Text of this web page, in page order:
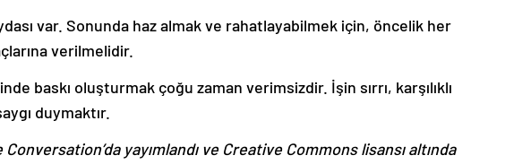
var. Sonunda haz almak ve rahatlayabilmek için, öncelik her
verilmelidir.
baskı oluşturmak çoğu zaman verimsizdir. İşin sırrı, karşılıklı
duymaktır.
yayımlandı ve Creative Commons lisansı altında